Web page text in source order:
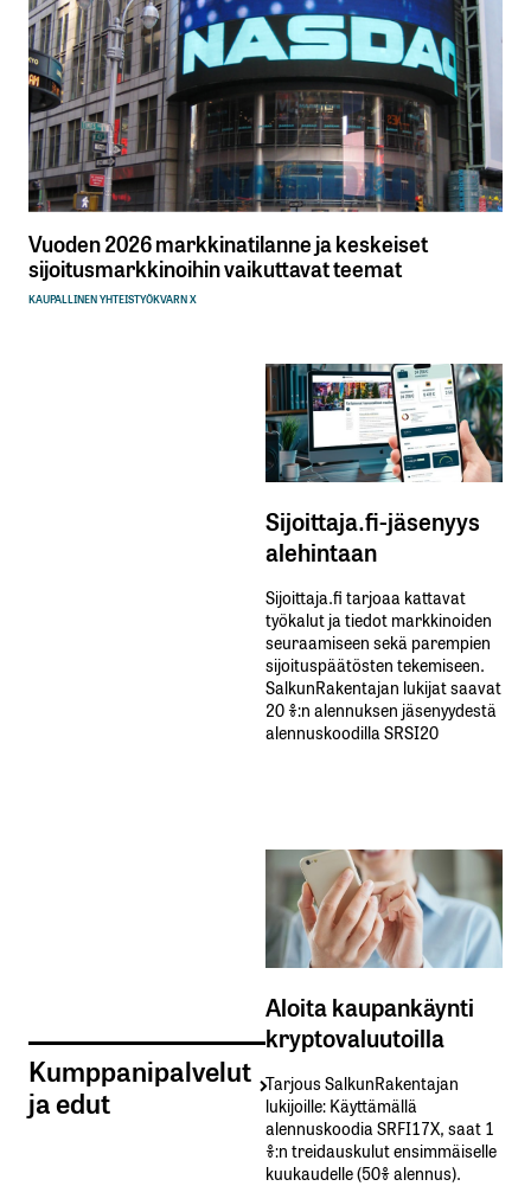
Vuoden 2026 markkinatilanne ja keskeiset
sijoitusmarkkinoihin vaikuttavat teemat
KAUPALLINEN YHTEISTYÖKVARN X
Kumppanipalvelut
ja edut
Sijoittaja.fi-jäsenyys
alehintaan
Sijoittaja.fi tarjoaa kattavat
työkalut ja tiedot markkinoiden
seuraamiseen sekä parempien
sijoituspäätösten tekemiseen.
SalkunRakentajan lukijat saavat
20 %:n alennuksen jäsenyydestä
alennuskoodilla SRSI20
Aloita kaupankäynti
kryptovaluutoilla
Tarjous SalkunRakentajan
lukijoille: Käyttämällä​ ​
alennuskoodia​ ​SRFI17X,​ ​saat​ ​1
%:n treidauskulut​ ​ensimmäiselle​ ​
kuukaudelle​ ​(50%​ ​alennus).